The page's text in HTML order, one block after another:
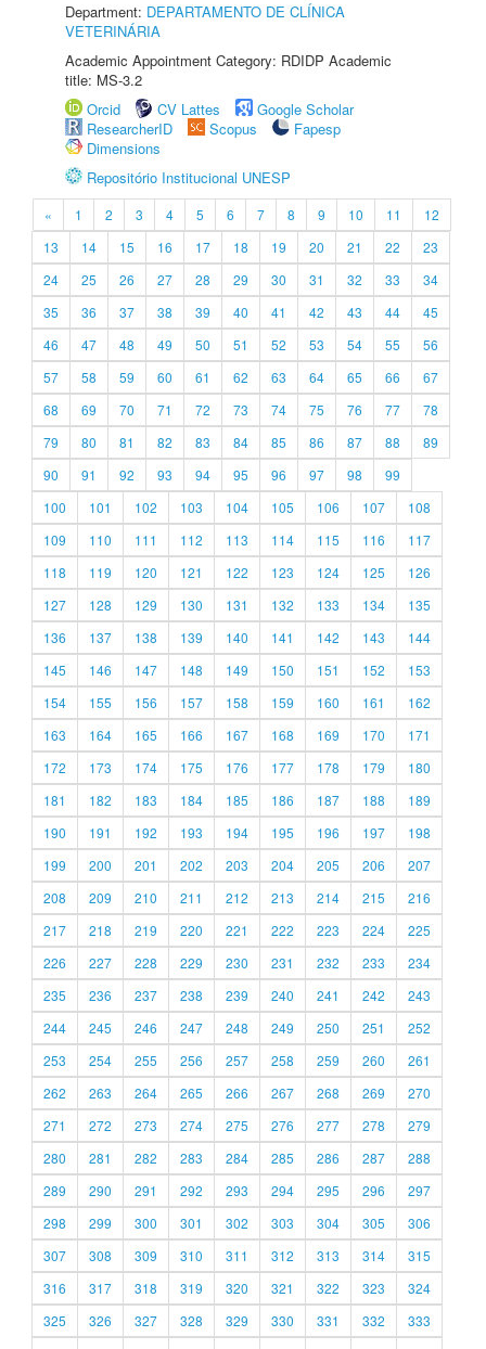
Department: DEPARTAMENTO DE CLÍNICA
VETERINÁRIA
Academic Appointment Category: RDIDP Academic
title: MS-3.2
Orcid
CV Lattes
Google Scholar
ResearcherID
Scopus
Fapesp
Dimensions
Repositório Institucional UNESP
« 1 2 3 4 5 6 7 8 9 10 11
12
13
14 15 16 17 18 19 20 21 22
23
24
25 26 27 28 29 30 31 32 33
34
35
36 37 38 39 40 41 42 43 44
45
46
47 48 49 50 51 52 53 54 55
56
57
58 59 60 61 62 63 64 65 66
67
68
69 70 71 72 73 74 75 76 77
78
79
80 81 82 83 84 85 86 87 88
89
90
91 92 93 94 95 96 97 98
99
100
101 102 103 104 105 106 107
108
109
110 111 112 113 114 115 116
117
118
119 120 121 122 123 124 125
126
127
128 129 130 131 132 133 134
135
136
137 138 139 140 141 142 143
144
145
146 147 148 149 150 151 152
153
154
155 156 157 158 159 160 161
162
163
164 165 166 167 168 169 170
171
172
173 174 175 176 177 178 179
180
181
182 183 184 185 186 187 188
189
190
191 192 193 194 195 196 197
198
199
200 201 202 203 204 205 206
207
208
209 210 211 212 213 214 215
216
217
218 219 220 221 222 223 224
225
226
227 228 229 230 231 232 233
234
235
236 237 238 239 240 241 242
243
244
245 246 247 248 249 250 251
252
253
254 255 256 257 258 259 260
261
262
263 264 265 266 267 268 269
270
271
272 273 274 275 276 277 278
279
280
281 282 283 284 285 286 287
288
289
290 291 292 293 294 295 296
297
298
299 300 301 302 303 304 305
306
307
308 309 310 311 312 313 314
315
316
317 318 319 320 321 322 323
324
325
326 327 328 329 330 331 332
333